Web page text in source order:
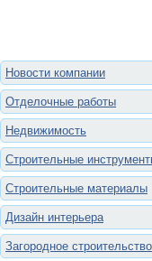
Новости компании
Отделочные работы
Недвижимость
Строительные
Строительные материалы
Дизайн интерьера
Загородное строительство